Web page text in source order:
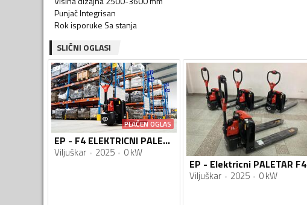
Punjač Integrisan
Rok isporuke Sa stanja
SLIČNI OGLASI
PLAĆEN OGLAS
EP - F4 ELEKTRICNI PALETAR
Viljuškar 2025 0 kW
EP - Elektricni PALETAR F4
Viljuškar 2025 0 kW